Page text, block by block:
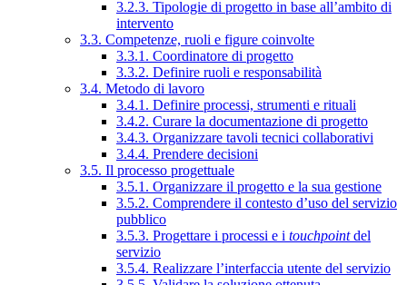
3.2.3. Tipologie di progetto in base all’ambito di
intervento
3.3. Competenze, ruoli e figure coinvolte
3.3.1. Coordinatore di progetto
3.3.2. Definire ruoli e responsabilità
3.4. Metodo di lavoro
3.4.1. Definire processi, strumenti e rituali
3.4.2. Curare la documentazione di progetto
3.4.3. Organizzare tavoli tecnici collaborativi
3.4.4. Prendere decisioni
3.5. Il processo progettuale
3.5.1. Organizzare il progetto e la sua gestione
3.5.2. Comprendere il contesto d’uso del servizio
pubblico
3.5.3. Progettare i processi e i touchpointdel
servizio
3.5.4. Realizzare l’interfaccia utente del servizio